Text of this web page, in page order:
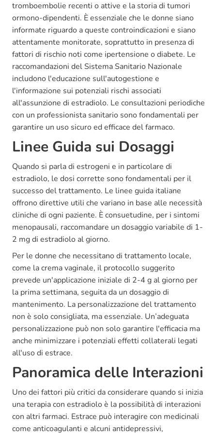
tromboembolie recenti o attive e la storia di tumori
ormono-dipendenti. È essenziale che le donne siano
informate riguardo a queste controindicazioni e siano
attentamente monitorate, soprattutto in presenza di
fattori di rischio noti come ipertensione o diabete. Le
raccomandazioni del Sistema Sanitario Nazionale
includono l'educazione sull'autogestione e
l'informazione sui potenziali rischi associati
all'assunzione di estradiolo. Le consultazioni periodiche
con un professionista sanitario sono fondamentali per
garantire un uso sicuro ed efficace del farmaco.
Linee Guida sui Dosaggi
Quando si parla di estrogeni e in particolare di
estradiolo, le dosi corrette sono fondamentali per il
successo del trattamento. Le linee guida italiane
offrono direttive utili che variano in base alle necessità
cliniche di ogni paziente. È consuetudine, per i sintomi
menopausali, raccomandare un dosaggio variabile di 1-
2 mg di estradiolo al giorno.
Per le donne che necessitano di trattamento locale,
come la crema vaginale, il protocollo suggerito
prevede un'applicazione iniziale di 2-4 g al giorno per
la prima settimana, seguita da un dosaggio di
mantenimento. La personalizzazione del trattamento
non è solo consigliata, ma essenziale. Un’adeguata
personalizzazione può non solo garantire l'efficacia ma
anche minimizzare i potenziali effetti collaterali legati
all'uso di estrace.
Panoramica delle Interazioni
Uno dei fattori più critici da considerare quando si inizia
una terapia con estradiolo è la possibilità di interazioni
con altri farmaci. Estrace può interagire con medicinali
come anticoagulanti e alcuni antidepressivi,